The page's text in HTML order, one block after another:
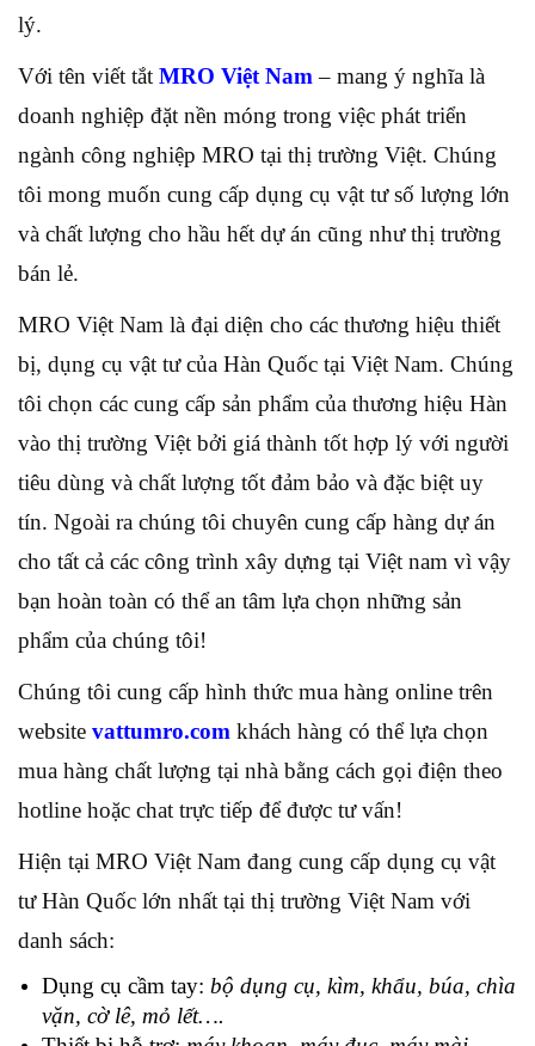
lý.
Với tên viết tắt MRO Việt Nam– mang ý nghĩa là
doanh nghiệp đặt nền móng trong việc phát triển
ngành công nghiệp MRO tại thị trường Việt. Chúng
tôi mong muốn cung cấp dụng cụ vật tư số lượng lớn
và chất lượng cho hầu hết dự án cũng như thị trường
bán lẻ.
MRO Việt Nam là đại diện cho các thương hiệu thiết
bị, dụng cụ vật tư của Hàn Quốc tại Việt Nam. Chúng
tôi chọn các cung cấp sản phẩm của thương hiệu Hàn
vào thị trường Việt bởi giá thành tốt hợp lý với người
tiêu dùng và chất lượng tốt đảm bảo và đặc biệt uy
tín. Ngoài ra chúng tôi chuyên cung cấp hàng dự án
cho tất cả các công trình xây dựng tại Việt nam vì vậy
bạn hoàn toàn có thể an tâm lựa chọn những sản
phẩm của chúng tôi!
Chúng tôi cung cấp hình thức mua hàng online trên
website vattumro.com khách hàng có thể lựa chọn
mua hàng chất lượng tại nhà bằng cách gọi điện theo
hotline hoặc chat trực tiếp để được tư vấn!
Hiện tại MRO Việt Nam đang cung cấp dụng cụ vật
tư Hàn Quốc lớn nhất tại thị trường Việt Nam với
danh sách:
Dụng cụ cầm tay: bộ dụng cụ, kìm, khẩu, búa, chìa
vặn, cờ lê, mỏ lết….